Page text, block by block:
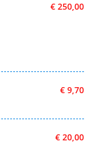
€ 250,00
€ 9,70
€ 20,00